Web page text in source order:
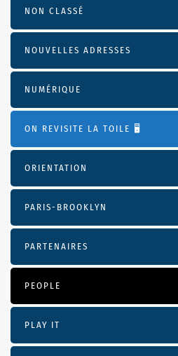
NON CLASSÉ
NOUVELLES ADRESSES
NUMÉRIQUE
ON REVISITE LA TOILE 🖥️
ORIENTATION
PARIS-BROOKLYN
PARTENAIRES
PEOPLE
PLAY IT